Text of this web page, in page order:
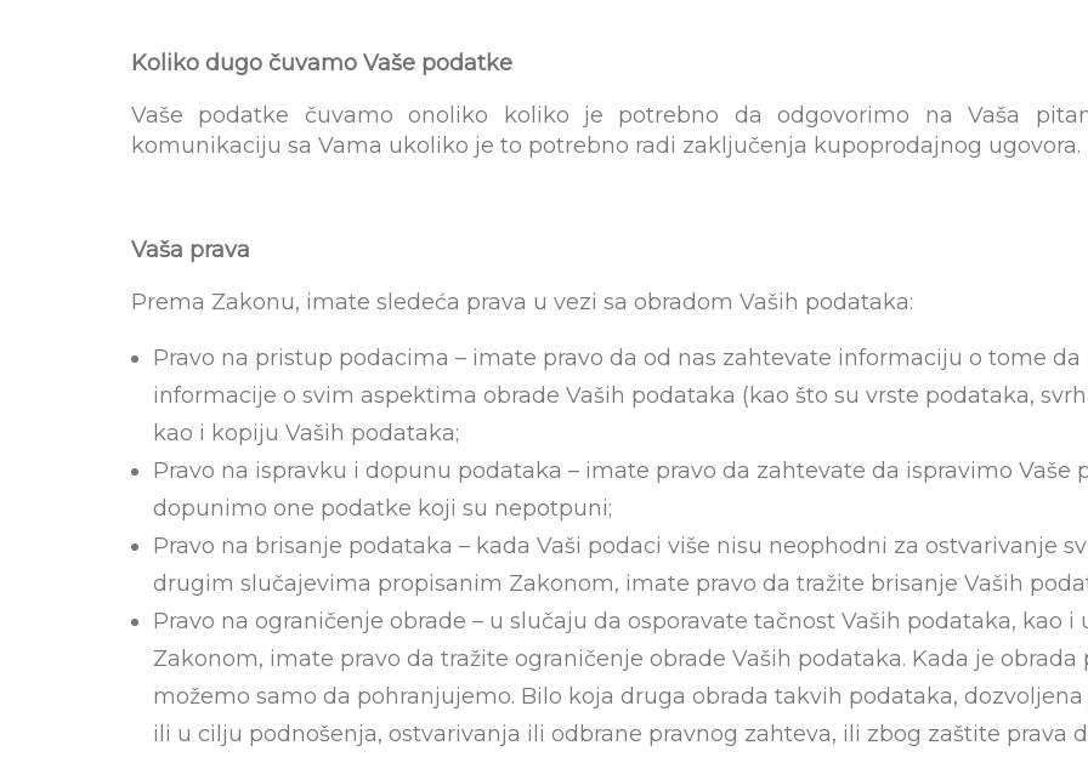
Koliko dugo čuvamo Vaše podatke
Vaše podatke čuvamo onoliko koliko je potrebno da odgovorimo na Vaša
komunikaciju sa Vama ukoliko je to potrebno radi zaključenja kupoprodajnog ugovora.
Vaša prava
Prema Zakonu, imate sledeća prava u vezi sa obradom Vaših podataka:
Pravo na pristup podacima – imate pravo da od nas zahtevate informaciju o tome
informacije o svim aspektima obrade Vaših podataka (kao što su vrste podataka,
kao i kopiju Vaših podataka;
Pravo na ispravku i dopunu podataka – imate pravo da zahtevate da ispravimo Vaše
dopunimo one podatke koji su nepotpuni;
Pravo na brisanje podataka – kada Vaši podaci više nisu neophodni za ostvarivanje
drugim slučajevima propisanim Zakonom, imate pravo da tražite brisanje Vaših
Pravo na ograničenje obrade – u slučaju da osporavate tačnost Vaših podataka, kao
Zakonom, imate pravo da tražite ograničenje obrade Vaših podataka. Kada je
možemo samo da pohranjujemo. Bilo koja druga obrada takvih podataka,
ili u cilju podnošenja, ostvarivanja ili odbrane pravnog zahteva, ili zbog zaštite prava